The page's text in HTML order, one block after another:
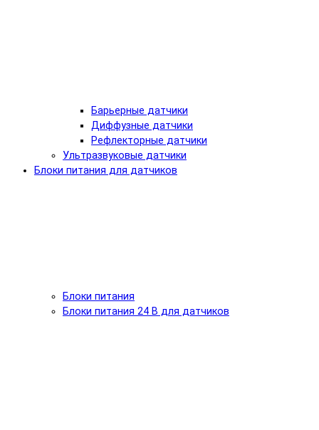
Барьерные датчики
Диффузные датчики
Рефлекторные датчики
Ультразвуковые датчики
Блоки питания для датчиков
Блоки питания
Блоки питания 24 В для датчиков